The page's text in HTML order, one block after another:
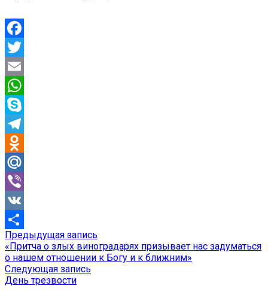
Facebook
Twitter
Email
WhatsApp
Skype
Telegram
Odnoklassniki
Mail.Ru
Viber
VK
Отправить
Навигация
по
записям
Предыдущая запись
запись:
«Притча о злых виноградарях призывает нас задуматься
о нашем отношении к Богу и к ближним»
Следующая запись
День трезвости